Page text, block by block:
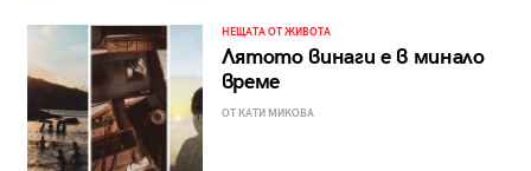
НЕЩАТА ОТ ЖИВОТА
Лятото винаги е в минало
време
ОТ КАТИ МИКОВА